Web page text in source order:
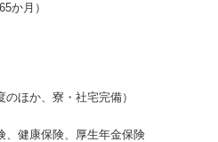
か月）
ほか、寮・社宅完備）
、健康保険、厚生年金保険